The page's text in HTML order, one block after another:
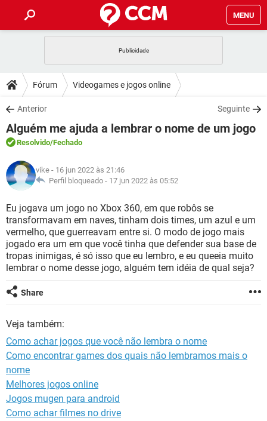
MENU
CELULAR FACEBOOK
OUTLOOK
INSTAGRAM GMAIL
GUIA DE COMPRAS
DICAS
JOGOS WHATSAPP
OUTLOOK
INSTAGRAM
GUIA DE COMPRAS
DOWNLOADS
JOGOS WHATSAPP
CELULAR
OUTLOOK
INSTAGRAM
GUIA DE COMPRAS
FÓRUM
JOGOS
CELULAR FACEBOOK
INSTAGRAM GMAIL
GUIA DE COMPRAS
GLOSSÁRIO
JOGOS
CELULAR FACEBOOK
OUTLOOK EXCEL
INSTAGRAM GMAIL
GUIA DE COMPRAS
Fórum Videogames e jogos online
Anterior Seguinte
Alguém me ajuda a lembrar o nome de um jogo
Resolvido/Fechado
vike - 16 jun 2022 às 21:46
Perfil bloqueado - 17 jun 2022 às 05:52
Eu jogava um jogo no Xbox 360, em que robôs se
transformavam em naves, tinham dois times, um azul e um
vermelho, que guerreavam entre si. O modo de jogo mais
jogado era um em que você tinha que defender sua base de
tropas inimigas, é só isso que eu lembro, e eu queeia muito
lembrar o nome desse jogo, alguém tem idéia de qual seja?
Share
Veja também:
Como achar jogos que você não lembra o nome
Como encontrar games dos quais não lembramos mais o
nome
Melhores jogos online
Jogos mugen para android
Como achar filmes no drive